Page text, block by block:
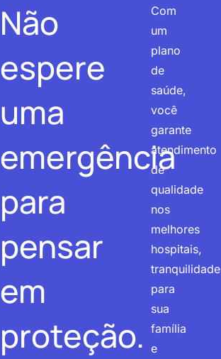
Não
espere
uma
emergência
para
pensar
em
proteção.
Com
um
plano
de
saúde,
você
garante
atendimento
de
qualidade
nos
melhores
hospitais,
tranquilidade
para
sua
família
e